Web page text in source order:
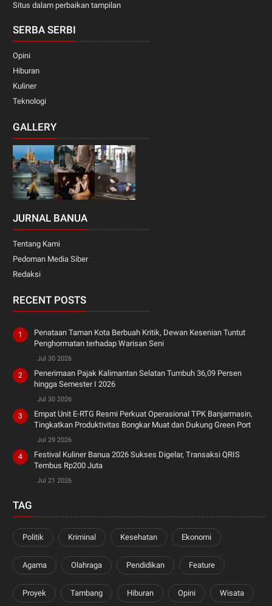
Situs dalam perbaikan tampilan
SERBA SERBI
Opini
Hiburan
Kuliner
Teknologi
GALLERY
JURNAL BANUA
Tentang Kami
Pedoman Media Siber
Redaksi
RECENT POSTS
Penataan Taman Kota Berbuah Kritik, Dewan Kesenian Tuntut
Penghormatan terhadap Warisan Seni
Jul 30 2026
Penerimaan Pajak Kalimantan Selatan Tumbuh 36,09 Persen
hingga Semester I 2026
Jul 30 2026
Empat Unit E-RTG Resmi Perkuat Operasional TPK Banjarmasin,
Tingkatkan Produktivitas Bongkar Muat dan Dukung Green Port
Jul 29 2026
Festival Kuliner Banua 2026 Sukses Digelar, Transaksi QRIS
Tembus Rp200 Juta
Jul 21 2026
TAG
Politik Kriminal Kesehatan Ekonomi
Agama Olahraga Pendidikan Feature
Proyek Tambang Hiburan Opini Wisata